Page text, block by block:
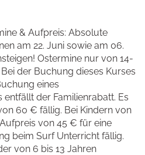
& Aufpreis: Absolute
am 22. Juni sowie am 06.
Ostermine nur von 14-
der Buchung dieses Kurses
eines
entfällt der Familienrabatt. Es
60 € fällig. Bei Kindern von
von 45 € für eine
beim Surf Unterricht fällig.
von 6 bis 13 Jahren